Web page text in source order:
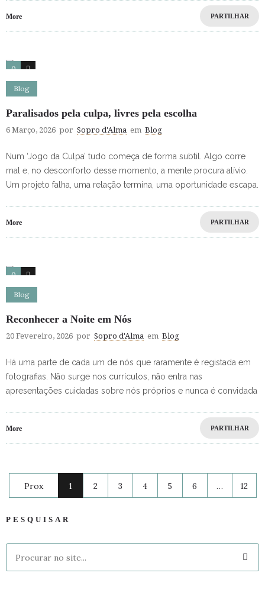
More PARTILHAR
0 0
Blog
Paralisados pela culpa, livres pela escolha
6 Março, 2026 por Sopro d'Alma em Blog
Num ‘Jogo da Culpa’ tudo começa de forma subtil. Algo corre
mal e, no desconforto desse momento, a mente procura alívio.
Um projeto falha, uma relação termina, uma oportunidade escapa.
More PARTILHAR
0 0
Blog
Reconhecer a Noite em Nós
20 Fevereiro, 2026 por Sopro d'Alma em Blog
Há uma parte de cada um de nós que raramente é registada em
fotografias. Não surge nos currículos, não entra nas
apresentações cuidadas sobre nós próprios e nunca é convidada
More PARTILHAR
Prox 1 2 3 4 5 6 … 12
PESQUISAR